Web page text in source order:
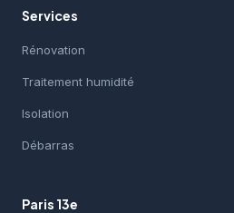
Services
Rénovation
Traitement humidité
Isolation
Débarras
Paris 13e